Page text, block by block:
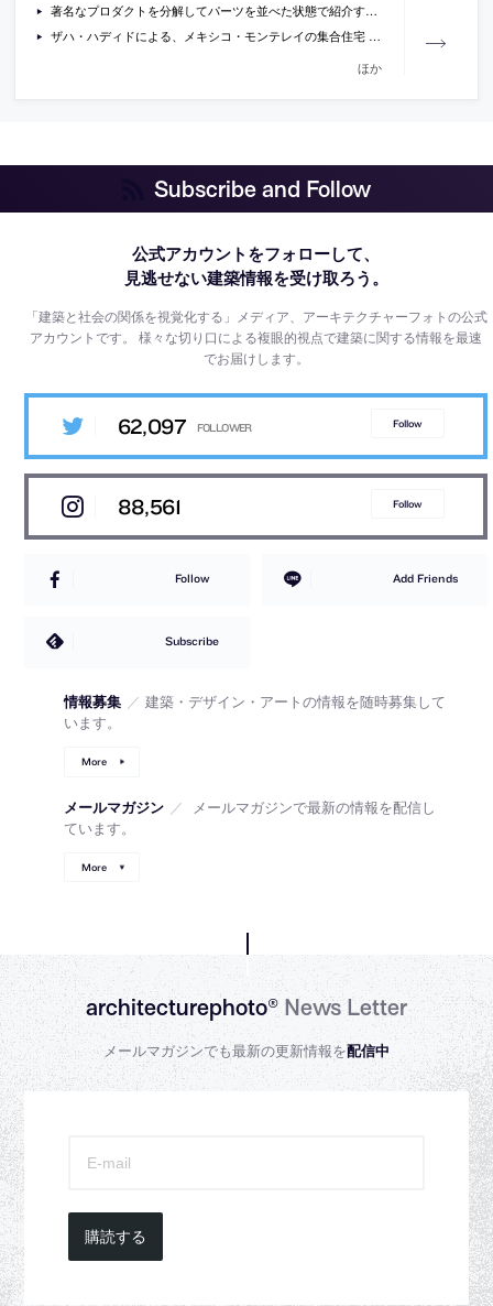
著名なプロダクトを分解してパーツを並べた状態で紹介する写真集『分解してみました』
ザハ・ハディドによる、メキシコ・モンテレイの集合住宅 「Esfera City Center」のCG動画
ほか
Subscribe and Follow
公式アカウントをフォローして、
見逃せない建築情報を受け取ろう。
「建築と社会の関係を視覚化する」メディア、アーキテクチャーフォトの公式
アカウントです。様々な切り口による複眼的視点で建築に関する情報を最速
でお届けします。
62,097 Follow
88,561 Follow
Follow Add Friends
Subscribe
情報募集 ／ 建築・デザイン・アートの情報を随時募集して
います。
More
メールマガジン ／
メールマガジンで最新の情報を配信し
ています。
More
architecturephoto®News Letter
メールマガジンでも最新の更新情報を配信中
購読する